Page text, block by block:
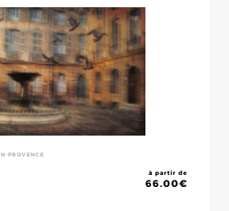
PROVENCE
à partir de
66.00€